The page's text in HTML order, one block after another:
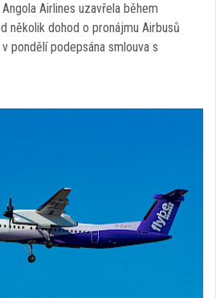
Airlines uzavřela během
několik dohod o pronájmu Airbusů
pondělí podepsána smlouva s